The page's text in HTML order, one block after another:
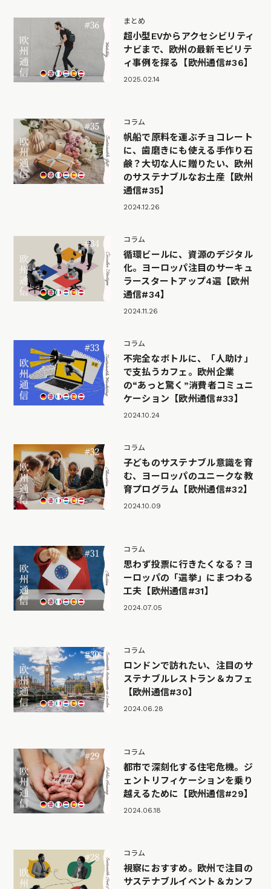
まとめ
超小型EVからアクセシビリティ
ナビまで、欧州の最新モビリテ
ィ事例を探る【欧州通信#36】
2025.02.14
コラム
帆船で原料を運ぶチョコレート
に、歯磨きにも使える手作り石
鹸？大切な人に贈りたい、欧州
のサステナブルなお土産【欧州
通信#35】
2024.12.26
コラム
循環ビールに、資源のデジタル
化。ヨーロッパ注目のサーキュ
ラースタートアップ4選【欧州
通信#34】
2024.11.26
コラム
不完全なボトルに、「人助け」
で支払うカフェ。欧州企業
の“あっと驚く”消費者コミュニ
ケーション【欧州通信#33】
2024.10.24
コラム
子どものサステナブル意識を育
む、ヨーロッパのユニークな教
育プログラム【欧州通信#32】
2024.10.09
コラム
思わず投票に行きたくなる？ヨ
ーロッパの「選挙」にまつわる
工夫【欧州通信#31】
2024.07.05
コラム
ロンドンで訪れたい、注目のサ
ステナブルレストラン＆カフェ
【欧州通信#30】
2024.06.28
コラム
都市で深刻化する住宅危機。ジ
ェントリフィケーションを乗り
越えるために【欧州通信#29】
2024.06.18
コラム
視察におすすめ。欧州で注目の
サステナブルイベント＆カンフ